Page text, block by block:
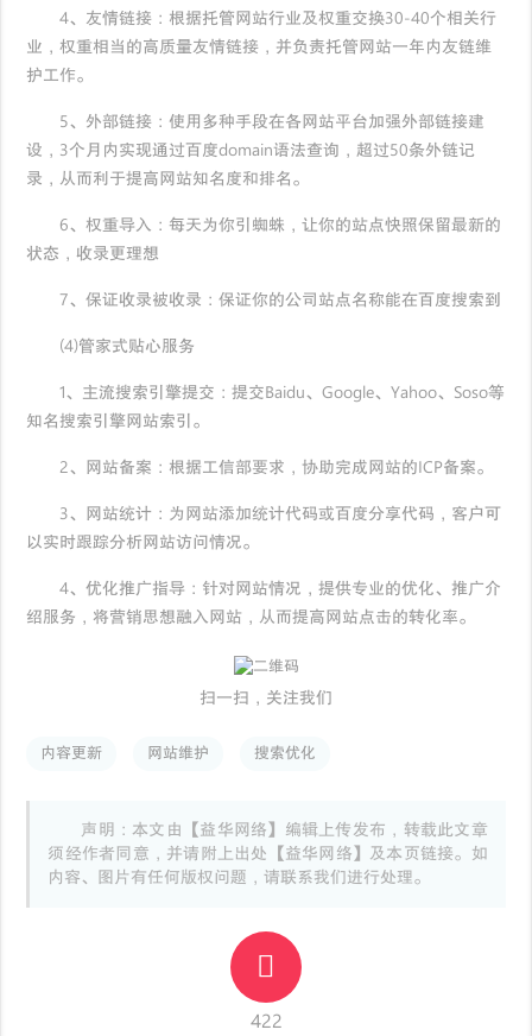
4、友情链接：根据托管网站行业及权重交换30-40个相关行
业，权重相当的高质量友情链接，并负责托管网站一年内友链维
护工作。
5、外部链接：使用多种手段在各网站平台加强外部链接建
设，3个月内实现通过百度domain语法查询，超过50条外链记
录，从而利于提高网站知名度和排名。
6、权重导入：每天为你引蜘蛛，让你的站点快照保留最新的
状态，收录更理想
7、保证收录被收录：保证你的公司站点名称能在百度搜索到
(4)管家式贴心服务
1、主流搜索引擎提交：提交Baidu、Google、Yahoo、Soso等
知名搜索引擎网站索引。
2、网站备案：根据工信部要求，协助完成网站的ICP备案。
3、网站统计：为网站添加统计代码或百度分享代码，客户可
以实时跟踪分析网站访问情况。
4、优化推广指导：针对网站情况，提供专业的优化、推广介
绍服务，将营销思想融入网站，从而提高网站点击的转化率。
扫一扫，关注我们
内容更新 网站维护 搜索优化
声明：本文由【益华网络】编辑上传发布，转载此文章
须经作者同意，并请附上出处【益华网络】及本页链接。如
内容、图片有任何版权问题，请联系我们进行处理。
422